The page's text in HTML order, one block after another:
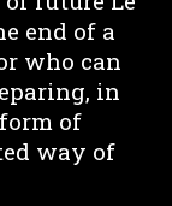
end of a
who can
in
of
way of